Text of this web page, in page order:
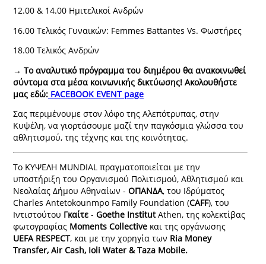
12.00 & 14.00 Ημιτελικοί Ανδρών
16.00 Τελικός Γυναικών: Femmes Battantes Vs. Φωστήρες
18.00 Τελικός Ανδρών
→ Το αναλυτικό πρόγραμμα του διημέρου θα ανακοινωθεί
σύντομα στα μέσα κοινωνικής δικτύωσης! Ακολουθήστε
μας εδώ:FACEBOOK EVENT page
Σας περιμένουμε στον λόφο της Αλεπότρυπας, στην
Κυψέλη, να γιορτάσουμε μαζί την παγκόσμια γλώσσα του
αθλητισμού, της τέχνης και της κοινότητας.
Το ΚΥΨΕΛΗ MUNDIAL πραγματοποιείται με την
υποστήριξη του Οργανισμού Πολιτισμού, Αθλητισμού και
Νεολαίας Δήμου Αθηναίων - ΟΠΑΝΔΑ, του Ιδρύματος
Charles Antetokounmpo Family Foundation (CAFF), του
Ιντιστούτου Γκαίτε- Goethe InstitutAthen, της κολεκτίβας
φωτογραφίας Moments Collectiveκαι της οργάνωσης
UEFA RESPECT, και με την χορηγία των Ria Money
Transfer, Air Cash, Ioli Water & Taza Mobile.